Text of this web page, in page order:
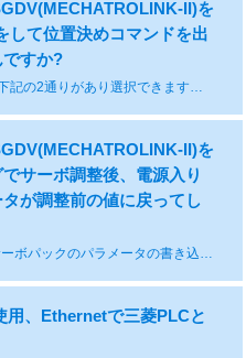
II)を
して位置決めコマンドを出
すか?
位置指令(OL801C)の与え方には下記の2通りがあり選択できます。増分値加算方式の場合、指定した位置にいかない場合があります。一長一短がありますのでアプリケーションに応じて選択ください。＜増分値加算方式＞ 移動量=(今回のOL801Cの値)-(前回のOL801Cの値) 注)「前回のOL801Cの値」:OW8008=1が指令されたスキャン以前のOL801Cの値 「今回のOL801Cの値」:OW8008=1が指令されたスキャンのOL801Cの値 ･現在の位置から上記の移動量だけ移動します。 ･モーションコマンド中断後、同一値を指令しても移動しません。 ･マニュアル移動(位置決めコマンド以外の移動)を介入した場合、OL801Cが更新されないため、以降マニュアル移動分がシフトします。 ・位置決めコマンドと同一スキャン、もしくは後のスキャンで指令値を設定してください。 ＜絶対位置指令方式＞ 移動位置=今回のOL801Cの値 ･機械座標系の位置を指定します。 指令した機械座標系の位置に必ず移動します。
II)を
サーボ調整後、電源入り
が調整前の値に戻ってし
MP2000ではコントローラからサーボパックのパラメータの書き込みができます。サーボパラメータ画面からの変更のほか、設定パラメータからも変更できます。1)サーボパックのゲインはMP2000の設定パラメータを使用して書き換えができます。 「サーボユーザ定数自動書き込み機能(固定パラメータ1:機能選択フラグ1、BitA)」を有効(デフォルト)にします。 下記のサーボゲイン関係の設定パラメータを「自動反映パラメータ」と言います。(設定パラメータ画面で黄色表示されます。) 自動反映パラメータを画面操作またはラダー図面から変更するとサーボパックパラメータに自動反映され有効となります。･位置決め完了幅(注):OLxx1E /Pn522･位置ループゲイン:OWxx2E /Pn102･速度フィードフォワード補償:OWxx30 /Pn109･位置ループ積分時定数:OWxx32 /Pn11f･速度ループ積分時定数:OWxx34 /Pn101･加速度/加速時定数:OLxx36 /Pn836･減速度/減速時定数OLxx38 /Pn583c･フィルタ時定数:OWxx3A /Pn811,Pn812 2)上記の「自動反映パラメータ」は、下記の条件でサーボパックのパラメータ(RAM)を書き換えます。 ･MECHATROLINKの通信確立(電源投入またはMECHATROLINKリセット時) したがってオートチューニングなど、サーボパック側でこれらのパラメータを変更した場合は「自動反映パラメータ」にその値を反映しておく必要があります。 反映をしないと、チューニング結果は設定パラメータの値で上書きされて消去されます。 操作:サーボの名称欄を右クリック → 「自動反映パラメータ更新(サーボ→コントローラ)」を選択 注)位置決め完了幅の単位は設定パラメータは指令単位ですが、サーボパックパラメータに反映される場合はパルス数に変換されて書き込まれます。
用、Ethernetで三菱PLCと